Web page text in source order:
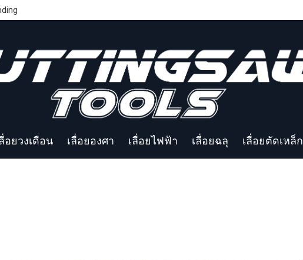
อยวงเดือน เลื่อยองศา เลื่อยไฟฟ้า เลื่อยฉลุ เลื่อยตัดเหล็ก